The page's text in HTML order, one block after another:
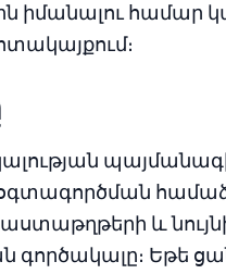
իմանալու համար
և
գործակալը։ Եթե